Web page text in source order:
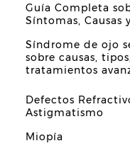
Guía Completa
Síntomas, Causas
Síndrome de ojo
sobre causas,
tratamientos
Defectos
Astigmatismo
Miopía